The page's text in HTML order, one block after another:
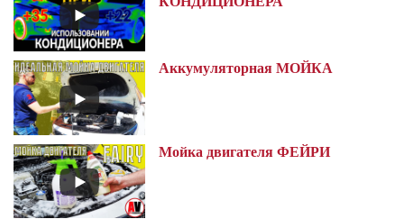
Аккумуляторная МОЙКА
Мойка двигателя ФЕЙРИ